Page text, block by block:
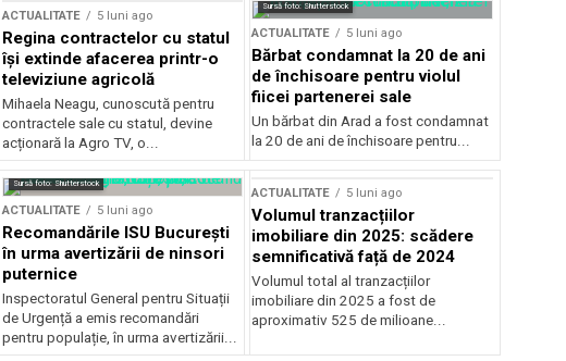
ACTUALITATE 5 luni ago
Regina contractelor cu statul
își extinde afacerea printr-o
televiziune agricolă
Mihaela Neagu, cunoscută pentru
contractele sale cu statul, devine
acționară la Agro TV, o...
Sursă foto: Shutterstock
ACTUALITATE 5 luni ago
Bărbat condamnat la 20 de ani
de închisoare pentru violul
fiicei partenerei sale
Un bărbat din Arad a fost condamnat
la 20 de ani de închisoare pentru...
Sursă foto: Shutterstock
ACTUALITATE 5 luni ago
Recomandările ISU București
în urma avertizării de ninsori
puternice
Inspectoratul General pentru Situații
de Urgență a emis recomandări
pentru populație, în urma avertizării...
ACTUALITATE 5 luni ago
Volumul tranzacțiilor
imobiliare din 2025: scădere
semnificativă față de 2024
Volumul total al tranzacțiilor
imobiliare din 2025 a fost de
aproximativ 525 de milioane...